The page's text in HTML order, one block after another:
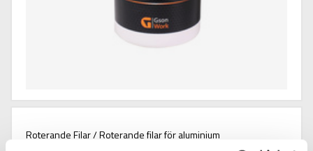
Roterande Filar / Roterande filar för aluminium